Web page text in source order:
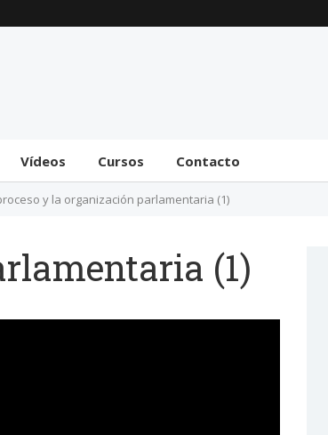
Vídeos Cursos Contacto
y la organización parlamentaria (1)
(1)